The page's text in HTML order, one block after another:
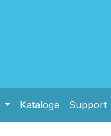
Kataloge Support